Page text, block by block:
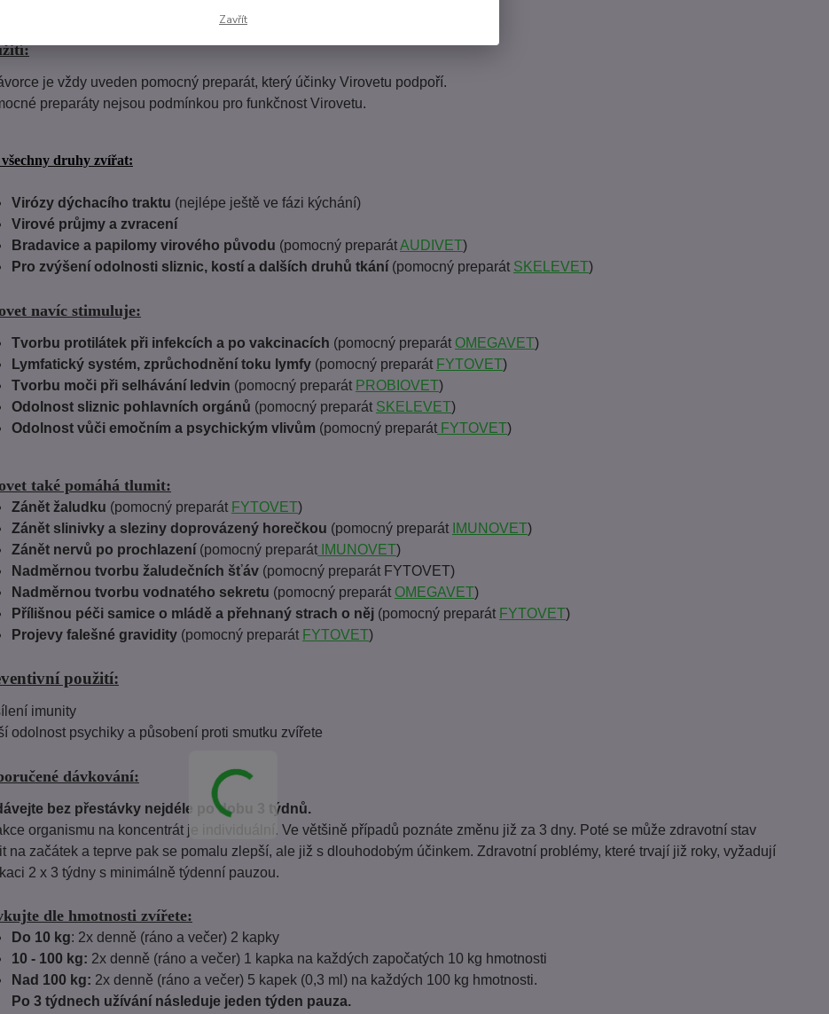
je vždy uveden pomocný preparát, který účinky Virovetu podpoří.
preparáty nejsou podmínkou pro funkčnost Virovetu.
druhy zvířat:
Virózy dýchacího traktu (nejlépe ještě ve fázi kýchání)
Virové průjmy a zvracení
Bradavice a papilomy virového původu (pomocný preparátAUDIVET)
Pro zvýšení odolnosti sliznic, kostí a dalších druhů tkání(pomocný preparát SKELEVET)
navíc stimuluje:
Tvorbu protilátek při infekcích a po vakcinacích (pomocný preparát OMEGAVET)
Lymfatický systém, zprůchodnění toku lymfy(pomocný preparát FYTOVET)
Tvorbu moči při selhávání ledvin (pomocný preparát PROBIOVET)
Odolnost sliznic pohlavních orgánů (pomocný preparát SKELEVET)
Odolnost vůči emočním a psychickým vlivům (pomocný preparátFYTOVET)
také pomáhá tlumit:
Zánět žaludku (pomocný preparát FYTOVET)
Zánět slinivky a sleziny doprovázený horečkou (pomocný preparát IMUNOVET)
Zánět nervů po prochlazení (pomocný preparátIMUNOVET)
Nadměrnou tvorbu žaludečních šťáv(pomocný preparát FYTOVET)
Nadměrnou tvorbu vodnatého sekretu (pomocný preparát OMEGAVET)
Přílišnou péči samice o mládě a přehnaný strach o něj(pomocný preparát FYTOVET)
Projevy falešné gravidity(pomocný preparát FYTOVET)
použití:
imunity
odolnost psychiky a působení proti smutku zvířete
dávkování:
bez přestávky nejdéle po dobu 3 týdnů.
organismu na koncentrát je individuální. Ve většině případů poznáte změnu již za 3 dny. Poté se může zdravotní stav
na začátek a teprve pak se pomalu zlepší, ale již s dlouhodobým účinkem. Zdravotní problémy, které trvají již roky, vyžadují
2 x 3 týdny s minimálně týdenní pauzou.
dle hmotnosti zvířete:
Do 10 kg: 2x denně (ráno a večer) 2 kapky
10 - 100 kg: 2x denně (ráno a večer) 1 kapka na každých započatých 10 kg hmotnosti
Nad 100 kg: 2x denně (ráno a večer) 5 kapek (0,3 ml) na každých 100 kg hmotnosti.
Po 3 týdnech užívání následuje jeden týden pauza.
Zavřít